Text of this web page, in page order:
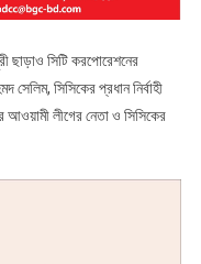
ছাড়াও সিটি করপোরেশনের
সিসিকের প্রধান নির্বাহী
আওয়ামী লীগের নেতা ও সিসিকের